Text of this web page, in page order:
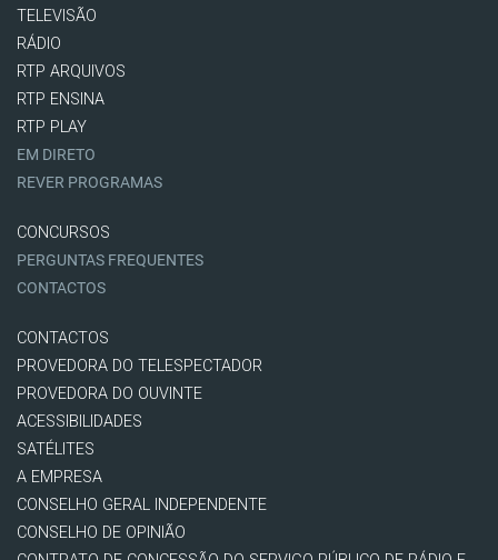
TELEVISÃO
RÁDIO
RTP ARQUIVOS
RTP ENSINA
RTP PLAY
EM DIRETO
REVER PROGRAMAS
CONCURSOS
PERGUNTAS FREQUENTES
CONTACTOS
CONTACTOS
PROVEDORA DO TELESPECTADOR
PROVEDORA DO OUVINTE
ACESSIBILIDADES
SATÉLITES
A EMPRESA
CONSELHO GERAL INDEPENDENTE
CONSELHO DE OPINIÃO